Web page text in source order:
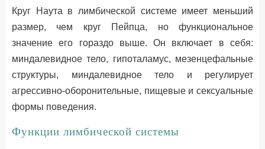
Круг Наута в лимбической системе имеет меньший
размер, чем круг Пейпца, но функциональное
значение его гораздо выше. Он включает в себя:
миндалевидное тело, гипоталамус, мезенцефальные
структуры, миндалевидное тело и регулирует
агрессивно-оборонительные, пищевые и сексуальные
формы поведения.
Функции лимбической системы